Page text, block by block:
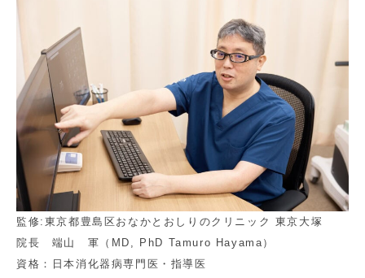
監修:東京都豊島区おなかとおしりのクリニック 東京大塚
院長 端山 軍（MD, PhD Tamuro Hayama）
資格：日本消化器病専門医・指導医